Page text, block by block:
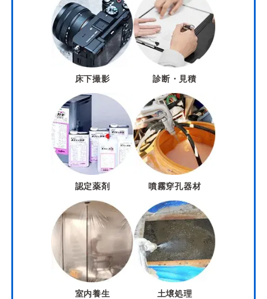
床下撮影 診断・見積
認定薬剤 噴霧穿孔器材
室内養生 土壌処理